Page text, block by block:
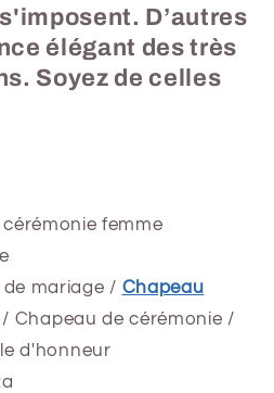
D’autres
élégant des très
Soyez de celles
femme
de mariage / Chapeau
Chapeau de cérémonie /
d'honneur